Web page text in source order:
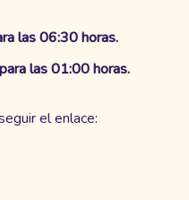
las 06:30 horas.
las 01:00 horas.
el enlace: